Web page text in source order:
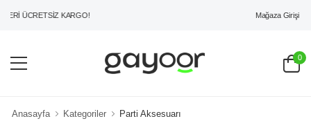
ÜCRETSİZ KARGO! Mağaza Girişi
0
Anasayfa Kategoriler Parti Aksesuarı